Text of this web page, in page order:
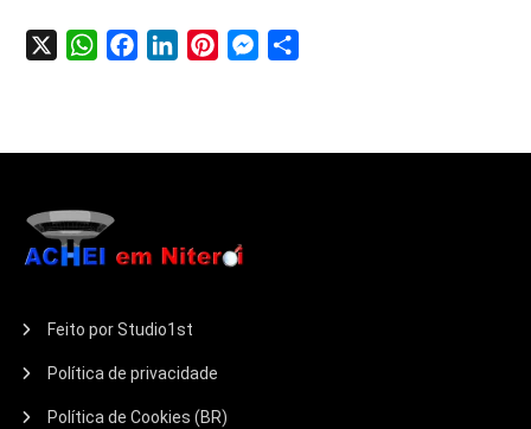
WhatsAppFacebookLinkedInPinterestMessenger
Feito por Studio1st
Política de privacidade
Política de Cookies (BR)